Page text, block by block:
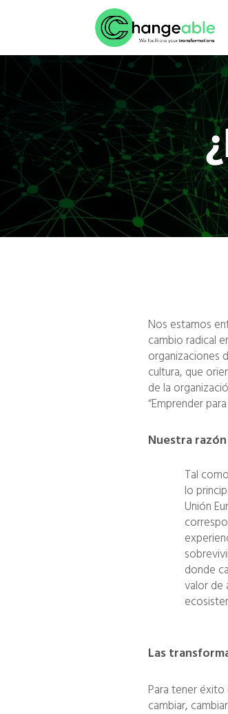
Nos estamos
cambio radical
organizaciones
cultura, que
de la
“Emprender
Nuestra
Tal
lo
Unión
donde
valor de
Las
Para tener éxito
cambiar,